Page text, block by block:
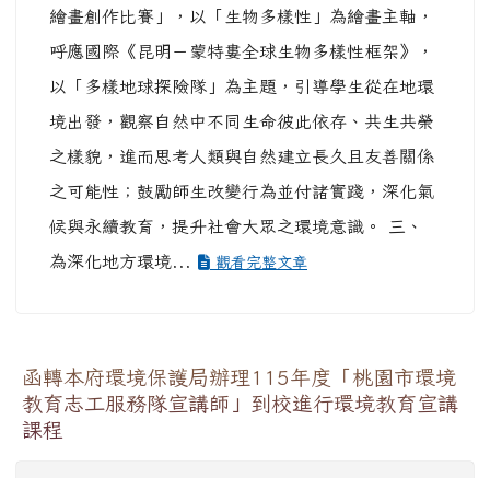
繪畫創作比賽」，以「生物多樣性」為繪畫主軸，
呼應國際《昆明－蒙特婁全球生物多樣性框架》，
以「多樣地球探險隊」為主題，引導學生從在地環
境出發，觀察自然中不同生命彼此依存、共生共榮
之樣貌，進而思考人類與自然建立長久且友善關係
之可能性；鼓勵師生改變行為並付諸實踐，深化氣
候與永續教育，提升社會大眾之環境意識。 三、
為深化地方環境...
觀看完整文章
函轉本府環境保護局辦理115年度「桃園市環境
教育志工服務隊宣講師」到校進行環境教育宣講
課程